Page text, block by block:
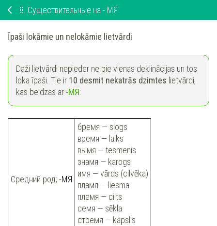
8. Существительные на - МЯ
Īpaši lokāmie un nelokāmie lietvārdi
Daži lietvārdi nepieder ne pie vienas deklinācijas un tos
loka īpaši. Tie ir 10 desmit nekatrās dzimtes lietvārdi,
kas beidzas ar -МЯ:
Средний род; -МЯ
бремя — slogs
время — laiks
вымя — tesmenis
знамя — karogs
имя — vārds (cilvēka)
пламя — liesma
племя — cilts
семя — sēkla
стремя — kāpslis